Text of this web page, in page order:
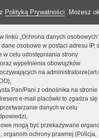
Polityką Prywatności. Możesz
linku „Ochrona danych
osobowe w postaci adresu IP,
w celu udostępniania strony
wypełnienia obowiązków
na
Pan/Pani z odnośnika na stronie
e-mail placówki to zgadza się
danych w celu
mogą być przekazywane
organom ochrony prawnej (Policja,